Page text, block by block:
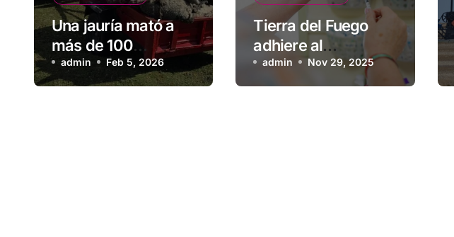
Una jauría mató a
más de 100
corderos de una
escuela rural
admin Feb 5, 2026
Tierra del Fuego
adhiere al
comunicado
nacional que resalta
admin Nov 29, 2025